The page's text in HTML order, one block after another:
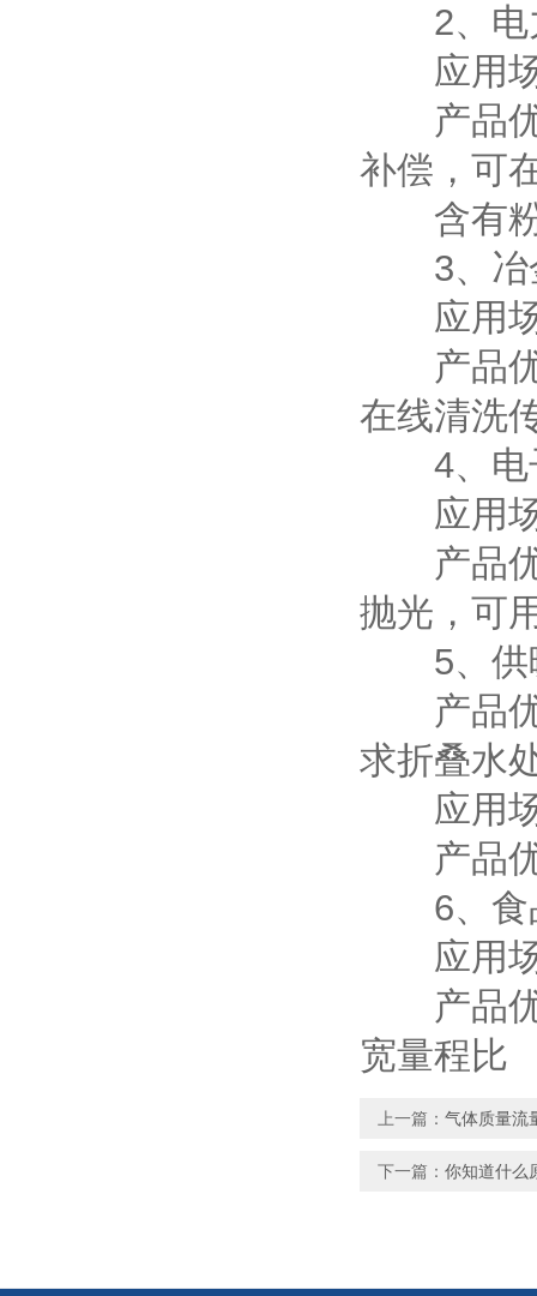
2、电
应用场
产品优
补偿，可
含有粉
3、冶
应用场
产品优
在线清洗
4、电
应用场
产品优
抛光，可
5、供
产品优
求折叠水
应用场
产品优
6、食
应用场
产品优
宽量程比
上一篇： 气体质量流
下一篇： 你知道什么